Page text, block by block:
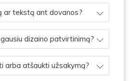
ar tekstą ant dovanos?
dizaino patvirtinimą?
arba atšaukti užsakymą?